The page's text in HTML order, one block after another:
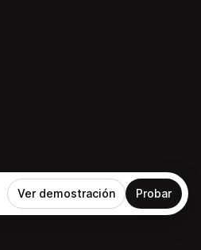
Ver demostración Probar